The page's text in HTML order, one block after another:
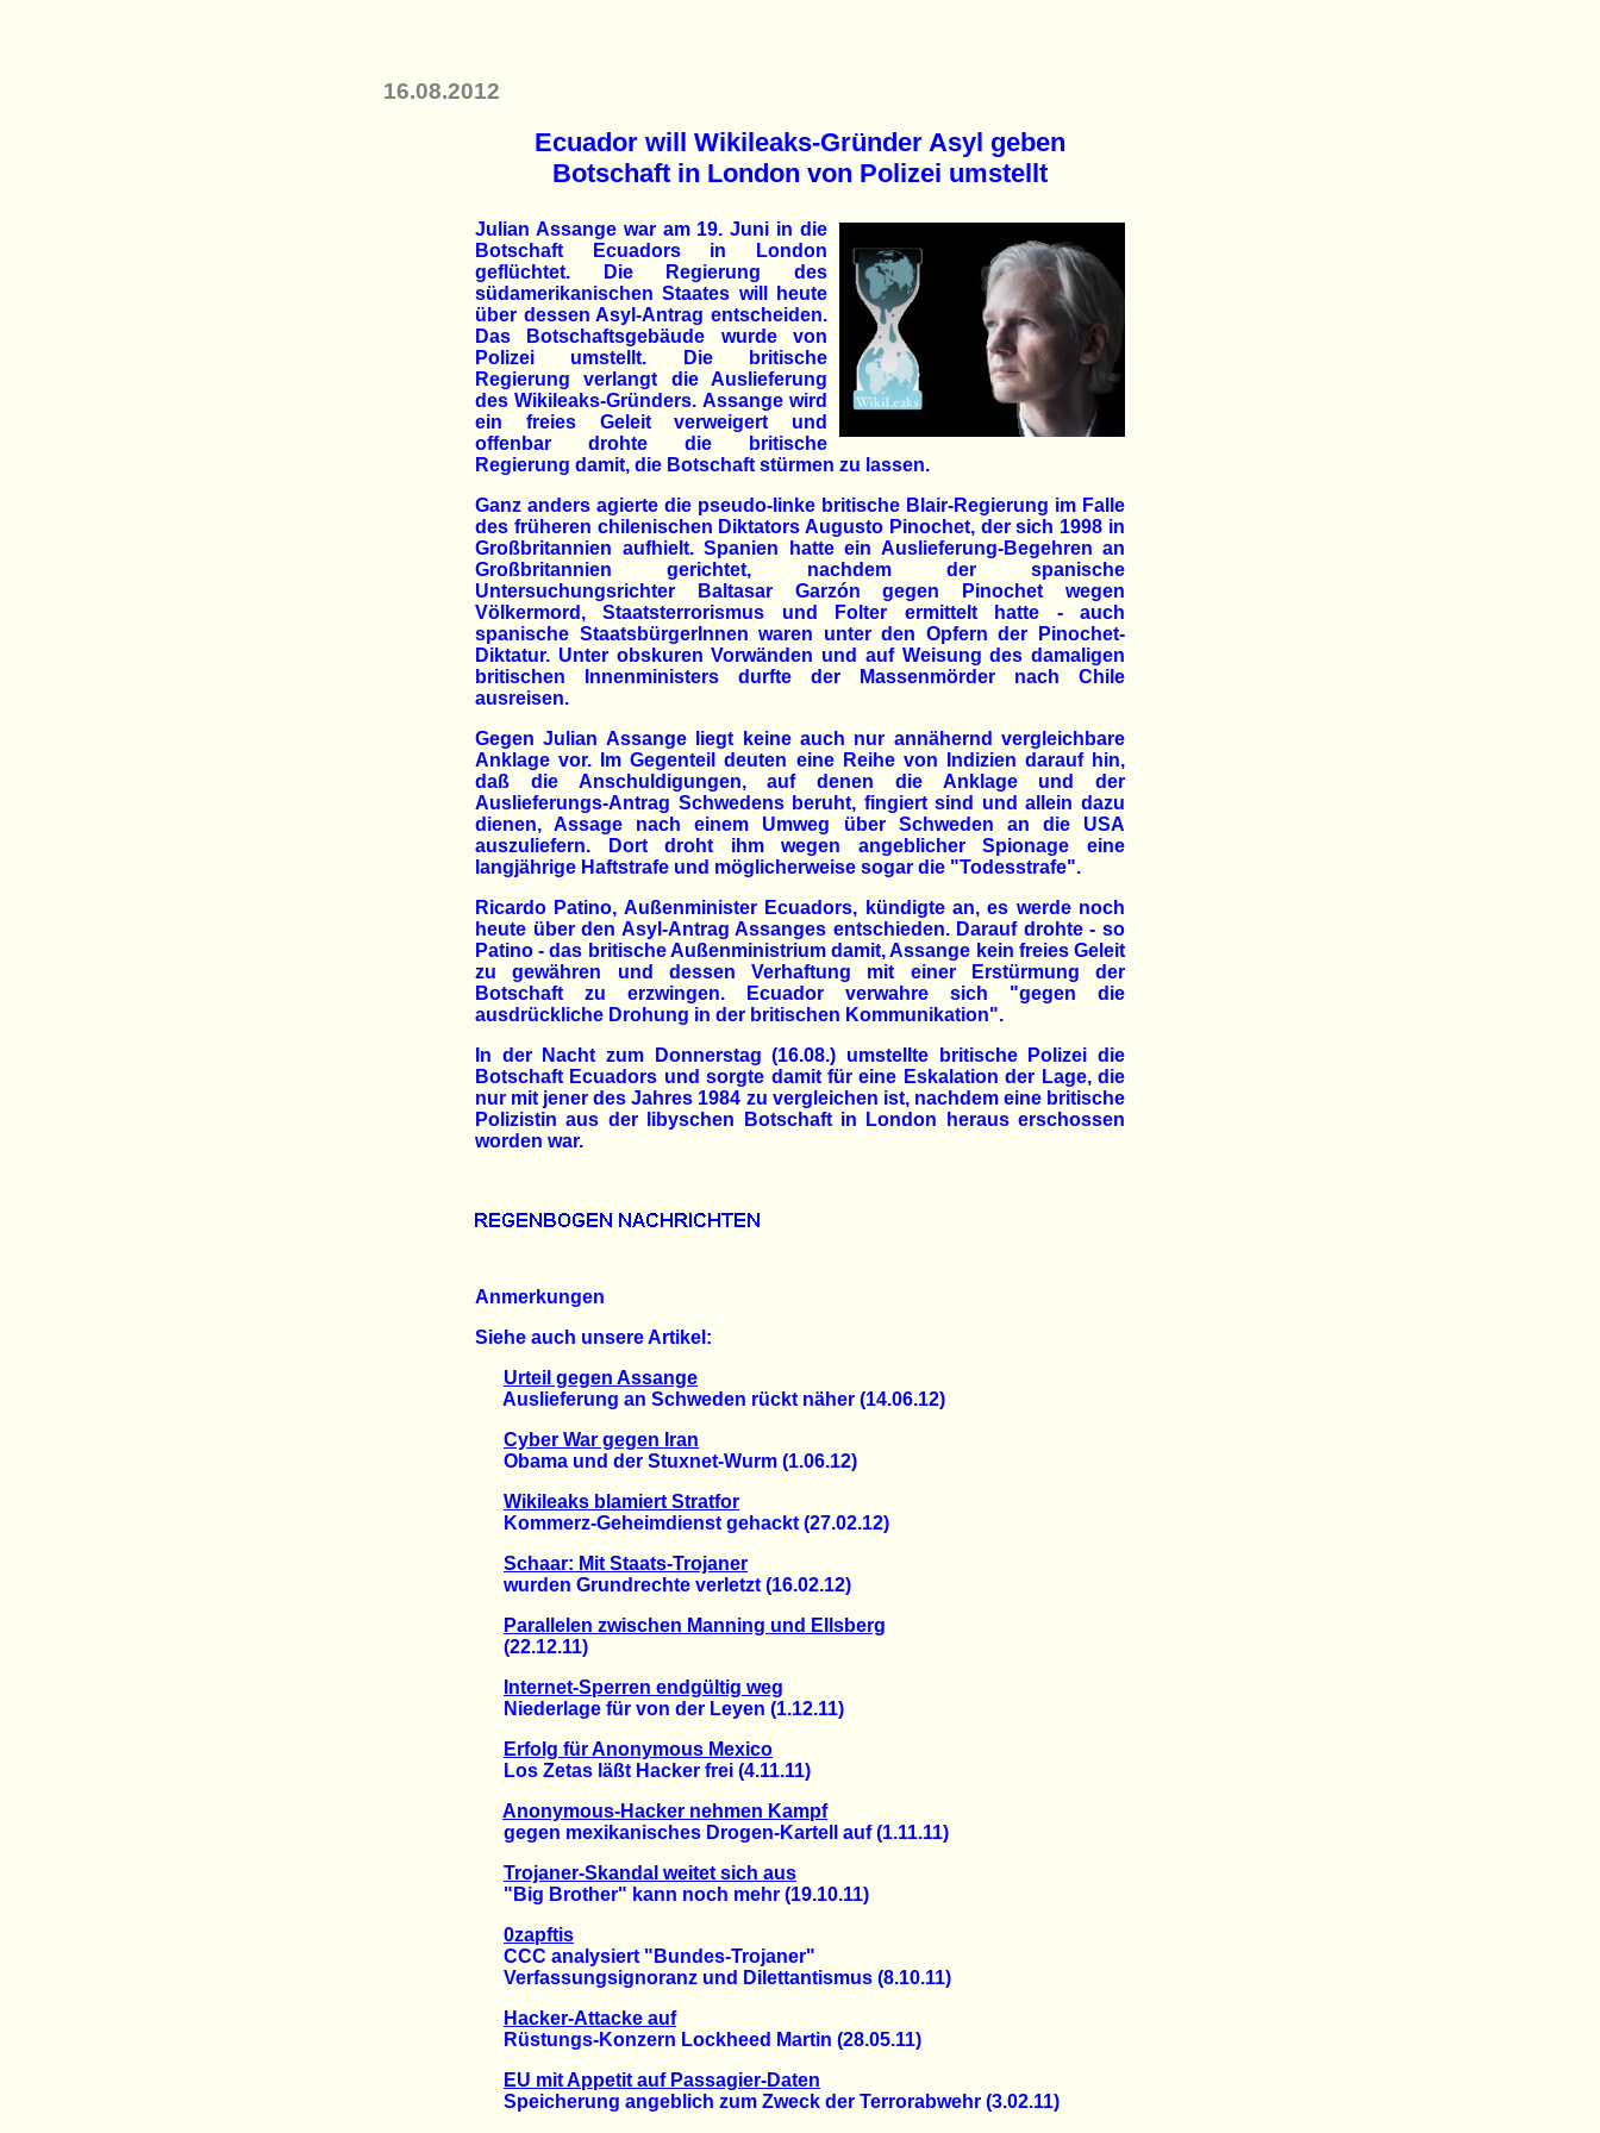
16.08.2012
Ecuador will Wikileaks-Gründer Asyl geben
Botschaft in London von Polizei umstellt
Julian Assange war am 19. Juni in die
Botschaft Ecuadors in London
geflüchtet. Die Regierung des
südamerikanischen Staates will heute
über dessen Asyl-Antrag entscheiden.
Das Botschaftsgebäude wurde von
Polizei umstellt. Die britische
Regierung verlangt die Auslieferung
des Wikileaks-Gründers. Assange wird
ein freies Geleit verweigert und
offenbar drohte die britische
Regierung damit, die Botschaft stürmen zu lassen.
Ganz anders agierte die pseudo-linke britische Blair-Regierung im Falle
des früheren chilenischen Diktators Augusto Pinochet, der sich 1998 in
Großbritannien aufhielt. Spanien hatte ein Auslieferung-Begehren an
Großbritannien gerichtet, nachdem der spanische
Untersuchungsrichter Baltasar Garzón gegen Pinochet wegen
Völkermord, Staatsterrorismus und Folter ermittelt hatte - auch
spanische StaatsbürgerInnen waren unter den Opfern der Pinochet-
Diktatur. Unter obskuren Vorwänden und auf Weisung des damaligen
britischen Innenministers durfte der Massenmörder nach Chile
ausreisen.
Gegen Julian Assange liegt keine auch nur annähernd vergleichbare
Anklage vor. Im Gegenteil deuten eine Reihe von Indizien darauf hin,
daß die Anschuldigungen, auf denen die Anklage und der
Auslieferungs-Antrag Schwedens beruht, fingiert sind und allein dazu
dienen, Assage nach einem Umweg über Schweden an die USA
auszuliefern. Dort droht ihm wegen angeblicher Spionage eine
langjährige Haftstrafe und möglicherweise sogar die "Todesstrafe".
Ricardo Patino, Außenminister Ecuadors, kündigte an, es werde noch
heute über den Asyl-Antrag Assanges entschieden. Darauf drohte - so
Patino - das britische Außenministrium damit, Assange kein freies Geleit
zu gewähren und dessen Verhaftung mit einer Erstürmung der
Botschaft zu erzwingen. Ecuador verwahre sich "gegen die
ausdrückliche Drohung in der britischen Kommunikation".
In der Nacht zum Donnerstag (16.08.) umstellte britische Polizei die
Botschaft Ecuadors und sorgte damit für eine Eskalation der Lage, die
nur mit jener des Jahres 1984 zu vergleichen ist, nachdem eine britische
Polizistin aus der libyschen Botschaft in London heraus erschossen
worden war.
Anmerkungen
Siehe auch unsere Artikel:
Urteil gegen Assange
Auslieferung an Schweden rückt näher (14.06.12)
Cyber War gegen Iran
Obama und der Stuxnet-Wurm (1.06.12)
Wikileaks blamiert Stratfor
Kommerz-Geheimdienst gehackt (27.02.12)
Schaar: Mit Staats-Trojaner
wurden Grundrechte verletzt (16.02.12)
Parallelen zwischen Manning und Ellsberg
(22.12.11)
Internet-Sperren endgültig weg
Niederlage für von der Leyen (1.12.11)
Erfolg für Anonymous Mexico
Los Zetas läßt Hacker frei (4.11.11)
Anonymous-Hacker nehmen Kampf
gegen mexikanisches Drogen-Kartell auf (1.11.11)
Trojaner-Skandal weitet sich aus
"Big Brother" kann noch mehr (19.10.11)
0zapftis
CCC analysiert "Bundes-Trojaner"
Verfassungsignoranz und Dilettantismus (8.10.11)
Hacker-Attacke auf
Rüstungs-Konzern Lockheed Martin (28.05.11)
EU mit Appetit auf Passagier-Daten
Speicherung angeblich zum Zweck der Terrorabwehr (3.02.11)